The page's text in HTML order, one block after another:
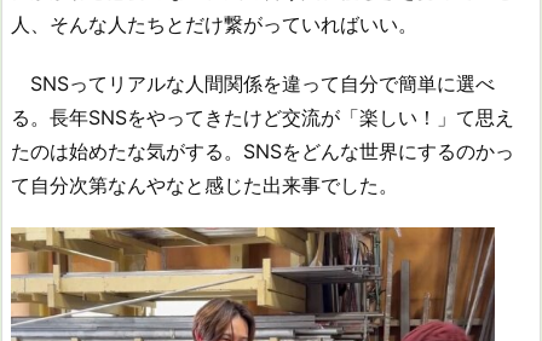
人、そんな人たちとだけ繋がっていればいい。
SNSってリアルな人間関係を違って自分で簡単に選べ
る。長年SNSをやってきたけど交流が「楽しい！」て思え
たのは始めたな気がする。SNSをどんな世界にするのかっ
て自分次第なんやなと感じた出来事でした。